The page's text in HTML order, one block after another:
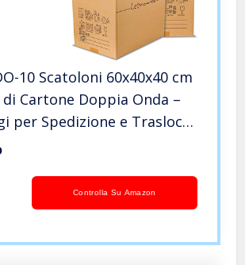
10 Scatoloni 60x40x40 cm
di Cartone Doppia Onda –
per Spedizione e Trasloco
Controlla Su Amazon